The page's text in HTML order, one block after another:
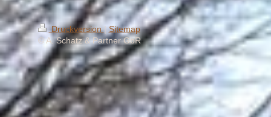
Druckversion| Sitemap
© A. Schatz & Partner GbR